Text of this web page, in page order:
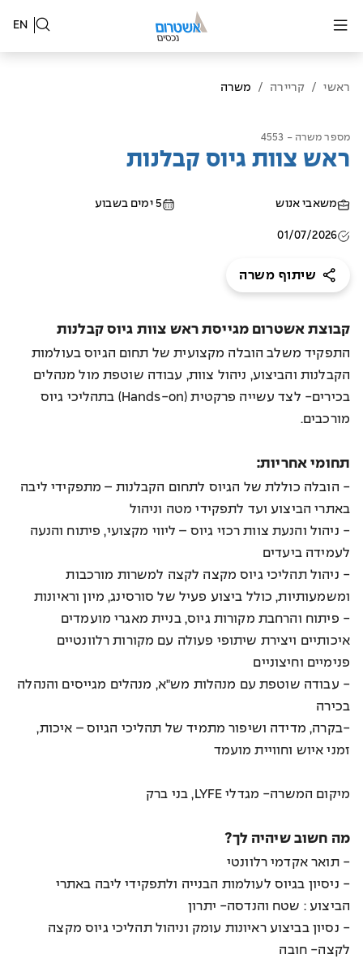
EN
ראשי / קריירה / משרה
מספר משרה - 4553
ראש צוות גיוס קבלנות
משאבי אנוש 5 ימים בשבוע
01/07/2026
שיתוף משרה
קבוצת אשטרום מגייסת ראש צוות גיוס קבלנות
התפקיד משלב הובלה מקצועית של תחום הגיוס בעולמות
הקבלנות והביצוע, ניהול צוות, עבודה שוטפת מול מנהלים
בכירים- לצד עשייה פרקטית (Hands-on) בתהליכי גיוס
מורכבים.
תחומי אחריות:
- הובלה כוללת של הגיוס לתחום הקבלנות – מתפקידי ליבה
באתרי הביצוע ועד לתפקידי מטה וניהול
- ניהול והנעת צוות רכזי גיוס – ליווי מקצועי, פיתוח והנעה
לעמידה ביעדים
- ניהול תהליכי גיוס מקצה לקצה למשרות מורכבות
ומשמעותיות, כולל ביצוע פעיל של סורסינג, מיון וראיונות
- פיתוח והרחבת מקורות גיוס, בניית מאגרי מועמדים
איכותיים ויצירת שיתופי פעולה עם מקורות רלוונטיים
פנימיים וחיצוניים
- עבודה שוטפת עם מנהלות מש"א, מנהלים מגייסים והנהלה
בכירה
-בקרה, מדידה ושיפור מתמיד של תהליכי הגיוס – איכות,
זמני איוש וחוויית מועמד
מיקום המשרה- מגדלי LYFE, בני ברק
מה חשוב שיהיה לך?
- תואר אקדמי רלוונטי
- ניסיון בגיוס לעולמות הבנייה ולתפקידי ליבה באתרי
הביצוע : שטח והנדסה- יתרון
- נסיון בביצוע ראיונות עומק וניהול תהליכי גיוס מקצה
לקצה- חובה